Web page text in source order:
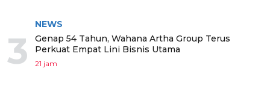
3
NEWS
Genap 54 Tahun, Wahana Artha Group Terus
Perkuat Empat Lini Bisnis Utama
21 jam